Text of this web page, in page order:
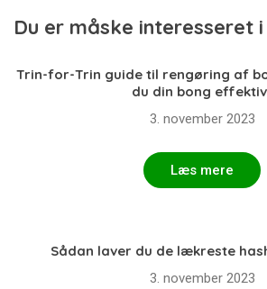
Du er måske interesseret
Trin-for-Trin guide til rengøring af
du din bong
3. november 2023
Læs mere
Sådan laver du de lækreste
3. november 2023